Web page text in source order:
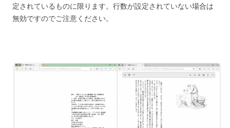
定されているものに限ります。行数が設定されていない場合は
無効ですのでご注意ください。